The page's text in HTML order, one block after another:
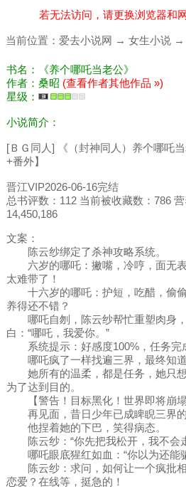
若无法访问，请更换浏览器和
当前位置： 爱去小说网 → 女生小说 →
书名：《养个哪吒当老公》
作者：桑昭 (查看作者其他作品 »)
星级：
小说简介：
[ＢＧ同人] 《（封神同人）养个哪吒
+番外】
晋江VIP2026-06-16完结
总书评数：112 当前被收藏数：786
14,450,186
文案：
陈云纱绑定了杀神攻略系统。
六岁的哪吒：撇嘴，冷哼，面无表
太难带了！
十六岁的哪吒：护短，吃醋，偷偷
养得还不错？
哪吒自刎，陈云纱帮忙重塑肉身，
白：“哪吒，我爱你。”
系统提示：好感度100%，任务完
哪吒疯了一样找遍三界，最终知道
她所有的温柔，都是任务，她只想
为了达到目的。
【警告！目标黑化！世界即将崩塌
再见面，昔日少年已成睥睨三界的
他捏着她的下巴，笑得病态。
陈云纱：“你先把我松开，我不会
哪吒眼底猩红如血：“你以为还能
陈云纱：求问，如何让一个疯批相
恋爱？在线等，挺急的！